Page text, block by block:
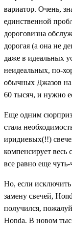
вариатор. Очень,
единственной
дороговизна
дорогая (а она не
даже в идеальных
неидеальных, по-
обычных Джазов на
60 тысяч, и нужно
Еще одним
стала
иридиевых(!!)
компенсирует весь
все равно еще чуть-
Но, если
замену свечей,
получился,
Honda. В новом